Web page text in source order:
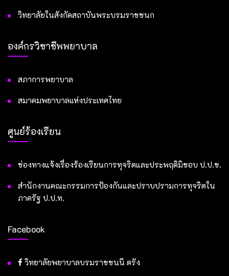
วิทยาลัยในสังกัดสถาบันพระบรมราชชนก
องค์กรวิชาชีพพยาบาล
สภาการพยาบาล
สมาคมพยาบาลแห่งประเทศไทย
ศูนย์ร้องเรียน
ช่องทางแจ้งเรื่องร้องเรียนการทุจริตและประพฤติมิชอบ ป.ป.ช.
สำนักงานคณะกรรมการป้องกันและปราบปรามการทุจริตใน
ภาครัฐ ป.ป.ท.
Facebook
วิทยาลัยพยาบาลบรมราชชนนี ตรัง